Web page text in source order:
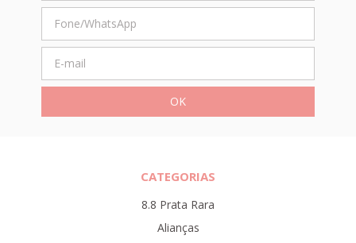
CATEGORIAS
8.8 Prata Rara
Alianças